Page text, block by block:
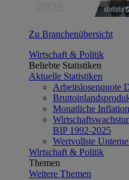
Zu Branchenübersicht
Wirtschaft & Politik
Beliebte Statistiken
Aktuelle Statistiken
Arbeitslosenquote
Monatliche
BIP 1992-2025
Wertvollste
Wirtschaft & Politik
Themen
Weitere Themen